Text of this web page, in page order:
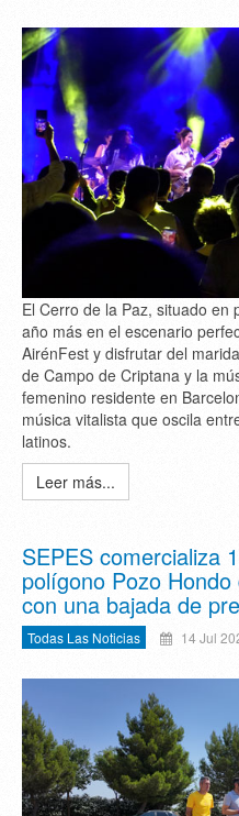
El Cerro de la Paz, situado en
año más en el escenario
AirénFest y disfrutar del
de Campo de Criptana y la
femenino residente en
música vitalista que oscila
latinos.
Leer más...
SEPES comercializa
polígono Pozo
con una bajada de
Todas Las Noticias 14 Jul